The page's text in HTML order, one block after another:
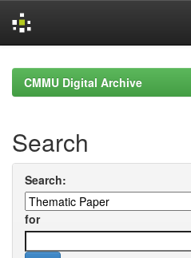
navigationCMMU Digital Archive
Search
Search:
for